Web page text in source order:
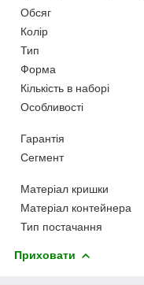
Обсяг
Колір
Тип
Форма
Кількість в наборі
Особливості
Гарантія
Сегмент
Матеріал кришки
Матеріал контейнера
Тип постачання
Приховати